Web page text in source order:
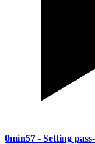
0min57 - Setting